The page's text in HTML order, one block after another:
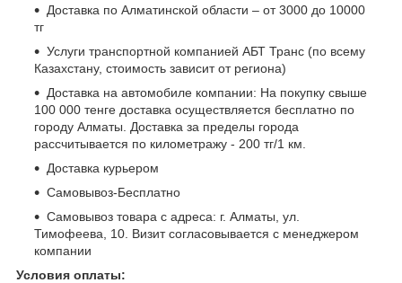
Доставка по Алматинской области – от 3000 до 10000
тг
Услуги транспортной компанией АБТ Транс (по всему
Казахстану, стоимость зависит от региона)
Доставка на автомобиле компании: На покупку свыше
100 000 тенге доставка осуществляется бесплатно по
городу Алматы. Доставка за пределы города
рассчитывается по километражу - 200 тг/1 км.
Доставка курьером
Самовывоз-Бесплатно
Самовывоз товара с адреса: г. Алматы, ул.
Тимофеева, 10. Визит согласовывается с менеджером
компании
Условия оплаты: